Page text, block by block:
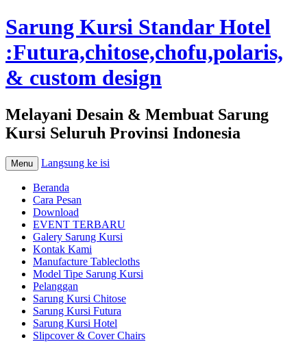
Sarung Kursi Standar Hotel
:Futura,chitose,chofu,polaris,
& custom design
Melayani Desain & Membuat Sarung
Kursi Seluruh Provinsi Indonesia
Menu Langsung ke isi
Beranda
Cara Pesan
Download
EVENT TERBARU
Galery Sarung Kursi
Kontak Kami
Manufacture Tablecloths
Model Tipe Sarung Kursi
Pelanggan
Sarung Kursi Chitose
Sarung Kursi Futura
Sarung Kursi Hotel
Slipcover & Cover Chairs